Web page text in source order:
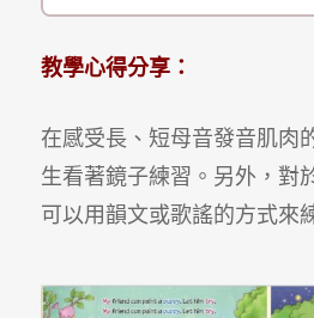
教學心得分享：
在感受長、短母音發音肌肉
生看著鏡子練習。另外，對
可以用韻文或歌謠的方式來